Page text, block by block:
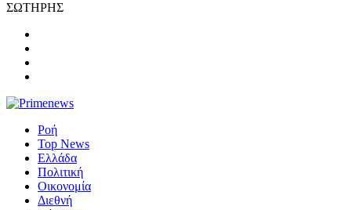
ΣΩΤΗΡΗΣ
Ροή
Top News
Ελλάδα
Πολιτική
Οικονομία
Διεθνή